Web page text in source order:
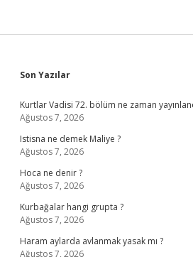
Sidebar
Son Yazılar
Kurtlar Vadisi 72. bölüm ne zaman
Ağustos 7, 2026
Istisna ne demek Maliye ?
Ağustos 7, 2026
Hoca ne denir ?
Ağustos 7, 2026
Kurbağalar hangi grupta ?
Ağustos 7, 2026
Haram aylarda avlanmak yasak mı ?
Ağustos 7, 2026